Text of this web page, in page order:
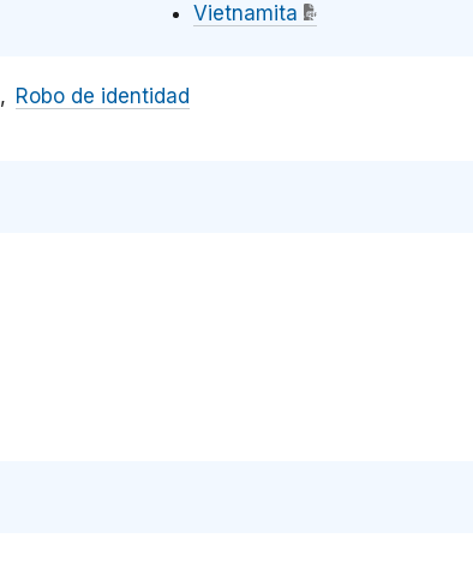
Vietnamita
Robo de identidad